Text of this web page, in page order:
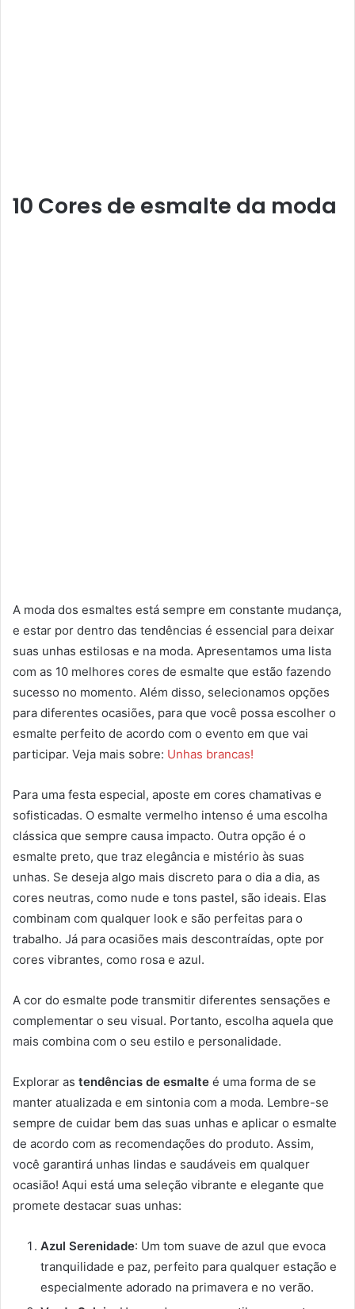
10 Cores de esmalte da moda
A moda dos esmaltes está sempre em constante mudança,
e estar por dentro das tendências é essencial para deixar
suas unhas estilosas e na moda. Apresentamos uma lista
com as 10 melhores cores de esmalte que estão fazendo
sucesso no momento. Além disso, selecionamos opções
para diferentes ocasiões, para que você possa escolher o
esmalte perfeito de acordo com o evento em que vai
participar. Veja mais sobre: Unhas brancas!
Para uma festa especial, aposte em cores chamativas e
sofisticadas. O esmalte vermelho intenso é uma escolha
clássica que sempre causa impacto. Outra opção é o
esmalte preto, que traz elegância e mistério às suas
unhas. Se deseja algo mais discreto para o dia a dia, as
cores neutras, como nude e tons pastel, são ideais. Elas
combinam com qualquer look e são perfeitas para o
trabalho. Já para ocasiões mais descontraídas, opte por
cores vibrantes, como rosa e azul.
A cor do esmalte pode transmitir diferentes sensações e
complementar o seu visual. Portanto, escolha aquela que
mais combina com o seu estilo e personalidade.
Explorar as tendências de esmalte é uma forma de se
manter atualizada e em sintonia com a moda. Lembre-se
sempre de cuidar bem das suas unhas e aplicar o esmalte
de acordo com as recomendações do produto. Assim,
você garantirá unhas lindas e saudáveis em qualquer
ocasião! Aqui está uma seleção vibrante e elegante que
promete destacar suas unhas:
Azul Serenidade: Um tom suave de azul que evoca
tranquilidade e paz, perfeito para qualquer estação e
especialmente adorado na primavera e no verão.